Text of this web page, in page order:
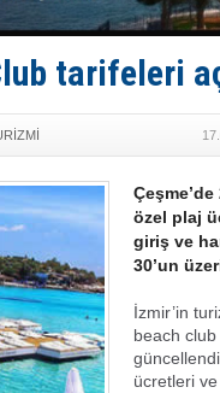
tarifeleri
özel plaj
giriş ve
30’un
İzmir’in
beach
ücretleri